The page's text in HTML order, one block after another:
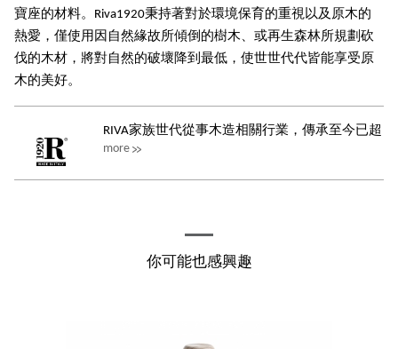
寶座的材料。Riva1920秉持著對於環境保育的重視以及原木的
熱愛，僅使用因自然緣故所傾倒的樹木、或再生森林所規劃砍
伐的木材，將對自然的破壞降到最低，使世世代代皆能享受原
木的美好。
RIVA家族世代從事木造相關行業，傳承至今已超
過一世紀，而其自1920年創立RIVA...
more
你可能也感興趣